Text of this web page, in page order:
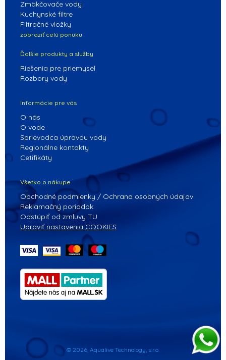
Zmäkčovače vody
Kuchynské filtre
Filtračné vložky
zobraziť celú ponuku
Ďalšie produkty a služby
Riešenia pre priemysel
Rozbory vody
Informácie pre vás
O nás
O vode
Sprievodca úpravou vody
Regionálne kontakty
Cetifikáty
Všetko o nákupe
Obchodné podmienky / Ochrana osobných údajov
Reklamačný poriadok
Odstúpiť od zmluvy TU
Upraviť nastavenia COOKIES
© 2026, Aqualive Technology, s.r.o.